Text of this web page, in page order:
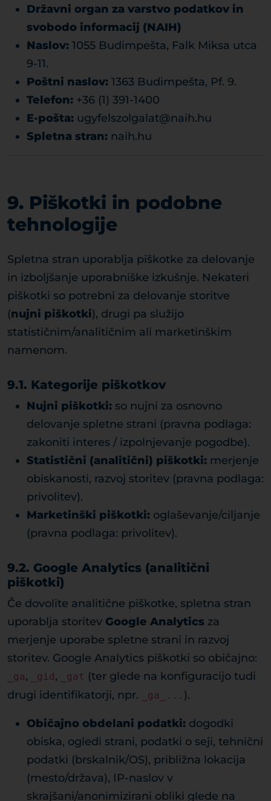
Državni organ za varstvo podatkov in
svobodo informacij (NAIH)
Naslov: 1055 Budimpešta, Falk Miksa utca
9-11.
Poštni naslov: 1363 Budimpešta, Pf. 9.
Telefon: +36 (1) 391-1400
E-pošta: ugyfelszolgalat@naih.hu
Spletna stran: naih.hu
9. Piškotki in podobne
tehnologije
Spletna stran uporablja piškotke za delovanje
in izboljšanje uporabniške izkušnje. Nekateri
piškotki so potrebni za delovanje storitve
(nujni piškotki), drugi pa služijo
statističnim/analitičnim ali marketinškim
namenom.
9.1. Kategorije piškotkov
Nujni piškotki: so nujni za osnovno
delovanje spletne strani (pravna podlaga:
zakoniti interes / izpolnjevanje pogodbe).
Statistični (analitični) piškotki: merjenje
obiskanosti, razvoj storitev (pravna podlaga:
privolitev).
Marketinški piškotki: oglaševanje/ciljanje
(pravna podlaga: privolitev).
9.2. Google Analytics (analitični
piškotki)
Če dovolite analitične piškotke, spletna stran
uporablja storitev Google Analytics za
merjenje uporabe spletne strani in razvoj
storitev. Google Analytics piškotki so običajno:
_ga, _gid, _gat (ter glede na konfiguracijo tudi
drugi identifikatorji, npr.
_ga_... ).
Običajno obdelani podatki: dogodki
obiska, ogledi strani, podatki o seji, tehnični
podatki (brskalnik/OS), približna lokacija
(mesto/država), IP-naslov v
skrajšani/anonimizirani obliki glede na